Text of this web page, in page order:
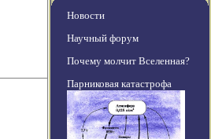
Новости
Научный форум
Почему молчит Вселенная?
Парниковая катастрофа